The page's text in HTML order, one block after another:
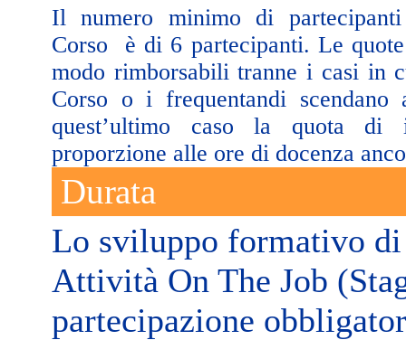
Il numero minimo di
Corso è di 6 partecipanti. Le
modo rimborsabili tranne i casi in
Corso o i frequentandi
quest’ultimo caso la quota di
proporzione alle ore di docenza
Durata
Lo sviluppo formativo di
Attività On The Job
partecipazione